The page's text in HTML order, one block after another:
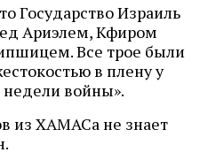
Государство Израиль
Ариэлем, Кфиром
Все трое были
в плену у
войны».
из ХАМАСа не знает